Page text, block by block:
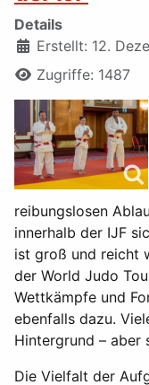
Details
Erstellt: 12.
Zugriffe: 1487
reibungslosen
innerhalb der IJF
ist groß und reicht
der World Judo
Wettkämpfe und
ebenfalls dazu.
Hintergrund – aber
Die Vielfalt der